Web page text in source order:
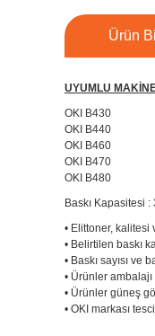
Ürün
UYUMLU
OKI B430
OKI B440
OKI B460
OKI B470
OKI B480
Baskı Kapasitesi
• Elittoner,
• Belirtilen baskı
• Baskı sayısı
• Ürünler
• Ürünler güneş
• OKI markası